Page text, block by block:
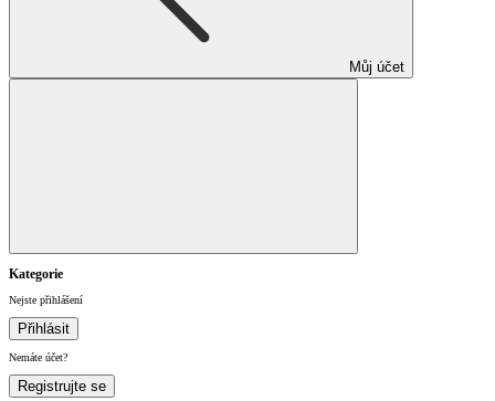
Můj účet
Kategorie
Nejste přihlášení
Přihlásit
Nemáte účet?
Registrujte se